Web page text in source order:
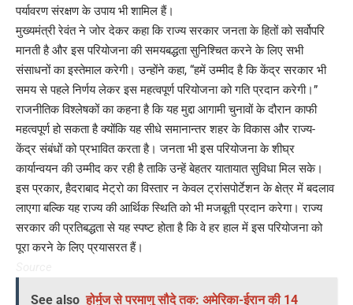
पर्यावरण संरक्षण के उपाय भी शामिल हैं।
मुख्यमंत्री रेवंत ने जोर देकर कहा कि राज्य सरकार जनता के हितों को सर्वोपरि
मानती है और इस परियोजना की समयबद्धता सुनिश्चित करने के लिए सभी
संसाधनों का इस्तेमाल करेगी। उन्होंने कहा, “हमें उम्मीद है कि केंद्र सरकार भी
समय से पहले निर्णय लेकर इस महत्वपूर्ण परियोजना को गति प्रदान करेगी।”
राजनीतिक विश्लेषकों का कहना है कि यह मुद्दा आगामी चुनावों के दौरान काफी
महत्वपूर्ण हो सकता है क्योंकि यह सीधे समानान्तर शहर के विकास और राज्य-
केंद्र संबंधों को प्रभावित करता है। जनता भी इस परियोजना के शीघ्र
कार्यान्वयन की उम्मीद कर रही है ताकि उन्हें बेहतर यातायात सुविधा मिल सके।
इस प्रकार, हैदराबाद मेट्रो का विस्तार न केवल ट्रांसपोर्टेशन के क्षेत्र में बदलाव
लाएगा बल्कि यह राज्य की आर्थिक स्थिति को भी मजबूती प्रदान करेगा। राज्य
सरकार की प्रतिबद्धता से यह स्पष्ट होता है कि वे हर हाल में इस परियोजना को
पूरा करने के लिए प्रयासरत हैं।
See also होर्मुज से परमाणु सौदे तक: अमेरिका-ईरान की 14